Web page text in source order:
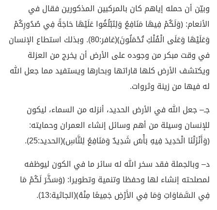
وبيّن أن حمله إياهم كان بالمركبين المذكورين فقال في
الأنعام: ﴿وَلَكُمْ فِيهَا مَنَافِعُ وَلِتَبْلُغُوا عَلَيْهَا حَاجَةً فِي صُدُورِكُمْ
وَعَلَيْهَا وَعَلَى الْفُلْكِ تُحْمَلُونَ﴾(غافر:80). وبذلك استطاع الإنسان
في وقت مبكر من وجوده على الأرض أن يخرج من العزلة
ويكتشف الأرض كلها قاراتها وبحارها ويستفيد مما جعل الله
له فيها من زينة وثروات.
جـ– جعل الله في الأرض الحديد، أنزله من السماء، ليكون
للإنسان وسيلة من أهم وسائل إنشاء العمران وحمايته:
﴿وَأَنْزَلْنَا الْحَدِيدَ فِيهِ بَأْسٌ شَدِيدٌ وَمَنَافِعُ لِلنَّاسِ﴾(الحديد:25).
د– وبالجملة فقد سخر الله له سائر ما في الكون ليوظفه
لمصلحته إنشاء لها وحفظا وتنمية وتطويرا: ﴿وَسَخَّرَ لَكُمْ مَا
فِي السَّمَاوَاتِ وَمَا فِي الأَرْضِ جَمِيعًا مِنْهُ﴾(الجاثية:13).